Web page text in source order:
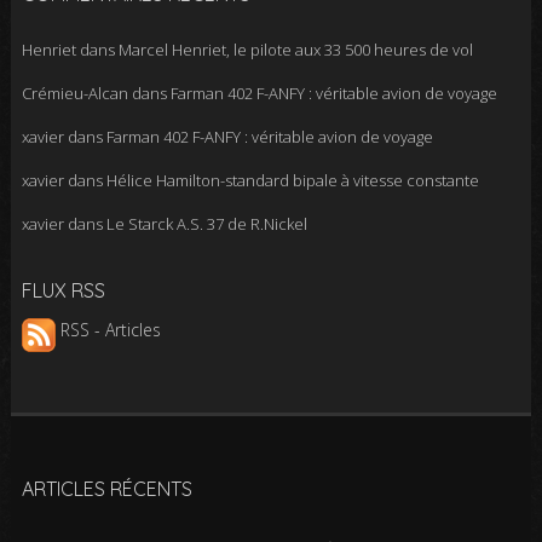
Henrietdans Marcel Henriet, le pilote aux 33 500 heures de vol
Crémieu-Alcan dans Farman 402 F-ANFY : véritable avion de voyage
xavierdans Farman 402 F-ANFY : véritable avion de voyage
xavierdans Hélice Hamilton-standard bipale à vitesse constante
xavierdans Le Starck A.S. 37 de R.Nickel
FLUX RSS
RSS - Articles
ARTICLES RÉCENTS